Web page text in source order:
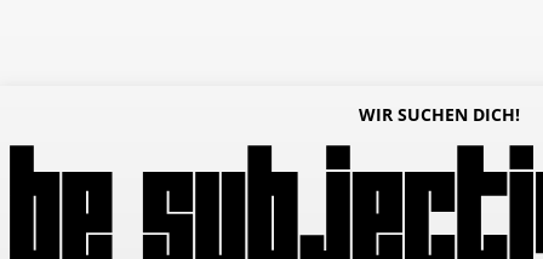
WIR SUCHEN DICH!